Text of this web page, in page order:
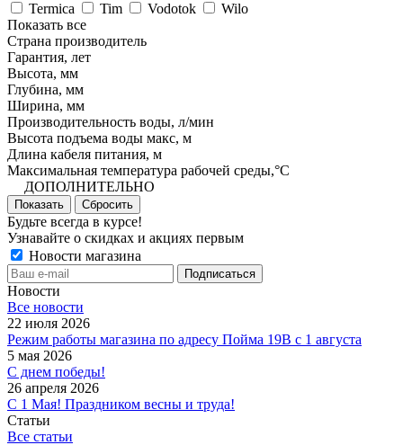
Termica
Tim Vodotok
Wilo
Показать все
Страна производитель
Гарантия, лет
Высота, мм
Глубина, мм
Ширина, мм
Производительность воды, л/мин
Высота подъема воды макс, м
Длина кабеля питания, м
Максимальная температура рабочей среды,°C
ДОПОЛНИТЕЛЬНО
Показать Сбросить
Будьте всегда в курсе!
Узнавайте о скидках и акциях первым
Новости магазина
Новости
Все новости
22 июля 2026
Режим работы магазина по адресу Пойма 19В с 1 августа
5 мая 2026
С днем победы!
26 апреля 2026
С 1 Мая! Праздником весны и труда!
Статьи
Все статьи